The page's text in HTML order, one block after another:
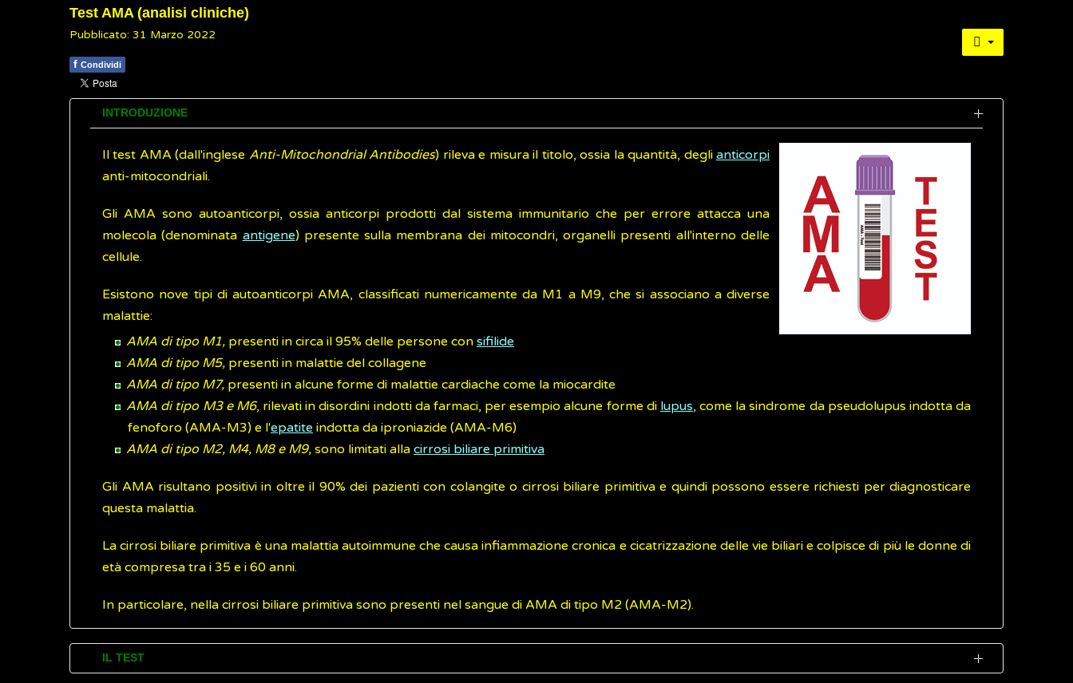
Test AMA (analisi cliniche)
Pubblicato: 31 Marzo 2022
f Condividi
INTRODUZIONE
Il test AMA (dall'inglese Anti-Mitochondrial Antibodies) rileva e misura il titolo, ossia la quantità, deglianticorpi
anti-mitocondriali.
Gli AMA sono autoanticorpi, ossia anticorpi prodotti dal sistema immunitario che per errore attacca una
molecola (denominata antigene) presente sulla membrana dei mitocondri, organelli presenti all'interno delle
cellule.
Esistono nove tipi di autoanticorpi AMA, classificati numericamente da M1 a M9, che si associano a diverse
malattie:
AMA di tipo M1, presenti in circa il 95% delle persone con sifilide
AMA di tipo M5, presenti in malattie del collagene
AMA di tipo M7, presenti in alcune forme di malattie cardiache come la miocardite
AMA di tipo M3 e M6, rilevati in disordini indotti da farmaci, per esempio alcune forme di lupus, come la sindrome da pseudolupus indotta da
fenoforo (AMA-M3) e l'epatite indotta da iproniazide (AMA-M6)
AMA di tipo M2, M4, M8 e M9, sono limitati alla cirrosi biliare primitiva
Gli AMA risultano positivi in oltre il 90% dei pazienti con colangite o cirrosi biliare primitiva e quindi possono essere richiesti per diagnosticare
questa malattia.
La cirrosi biliare primitiva è una malattia autoimmune che causa infiammazione cronica e cicatrizzazione delle vie biliari e colpisce di più le donne di
età compresa tra i 35 e i 60 anni.
In particolare, nella cirrosi biliare primitiva sono presenti nel sangue di AMA di tipo M2 (AMA-M2).
IL TEST